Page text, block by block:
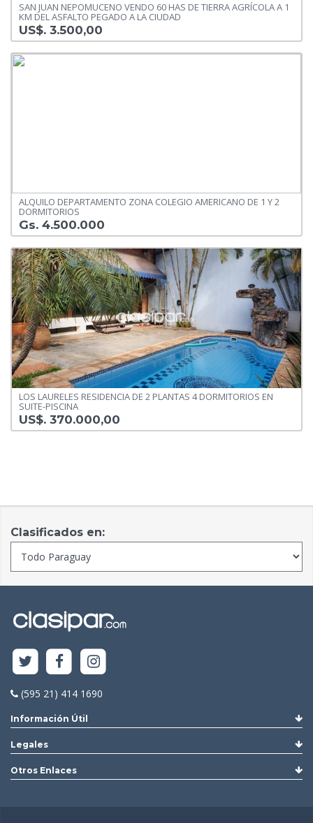
SAN JUAN NEPOMUCENO VENDO 60 HAS DE TIERRA AGRÍCOLA A 1
KM DEL ASFALTO PEGADO A LA CIUDAD
US$. 3.500,00
ALQUILO DEPARTAMENTO ZONA COLEGIO AMERICANO DE 1 Y 2
DORMITORIOS
Gs. 4.500.000
LOS LAURELES RESIDENCIA DE 2 PLANTAS 4 DORMITORIOS EN
SUITE-PISCINA
US$. 370.000,00
Clasificados en:
(595 21) 414 1690
Información Útil
Legales
Otros Enlaces